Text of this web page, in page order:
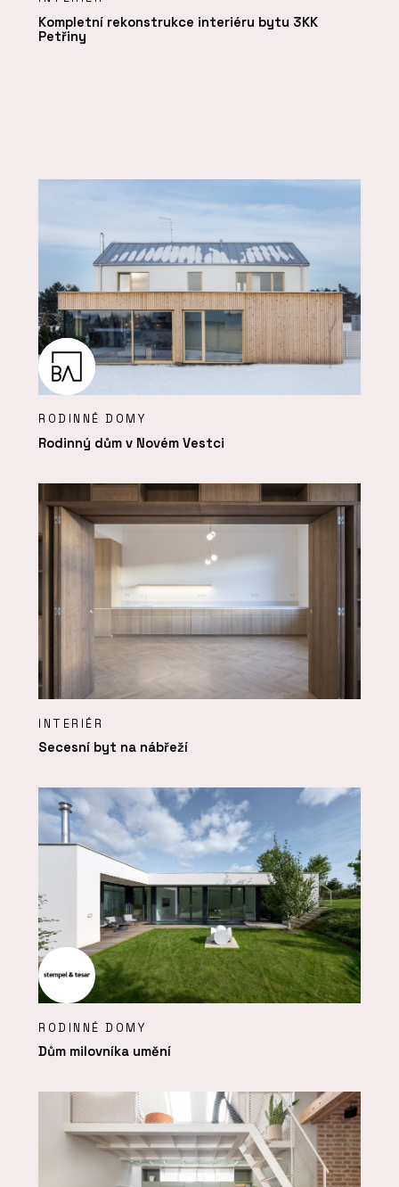
Kompletní rekonstrukce interiéru bytu 3KK
Petřiny
RODINNÉ DOMY
Rodinný dům v Novém Vestci
INTERIÉR
Secesní byt na nábřeží
RODINNÉ DOMY
Dům milovníka umění